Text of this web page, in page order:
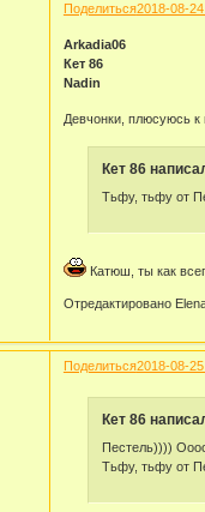
Поделиться2018-08-
Arkadia06
Кет 86
Nadin
Девчонки, плюсуюсь к
Кет 86
Тьфу, тьфу от
Катюш, ты как
Отредактировано
Поделиться2018-08-
Кет 86
Пестель))))
Тьфу, тьфу от